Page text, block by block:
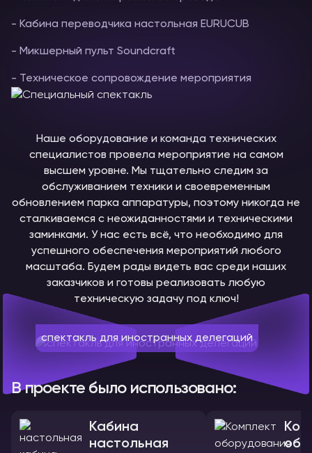
- Кабина переводчика настольная EURUCUB
- Микшерный пульт Soundcraft
- Техническое сопровождение мероприятия
Наше оборудование и команда технических
специалистов провела мероприятие на самом
высшем уровне. Мы тщательно следим за
обслуживанием техники и своевременным
обновлением парка аппаратуры, поэтому никогда не
сталкиваемся с неожиданностями и техническими
заминками. У нас есть всё, что необходимо для
успешного обеспечения мероприятий любого
масштаба. Будем рады видеть вас среди наших
заказчиков и готовы реализовать любую
техническую задачу под ключ!
спектакль для иностранных делегаций
В проекте было использовано:
Кабина
настольная